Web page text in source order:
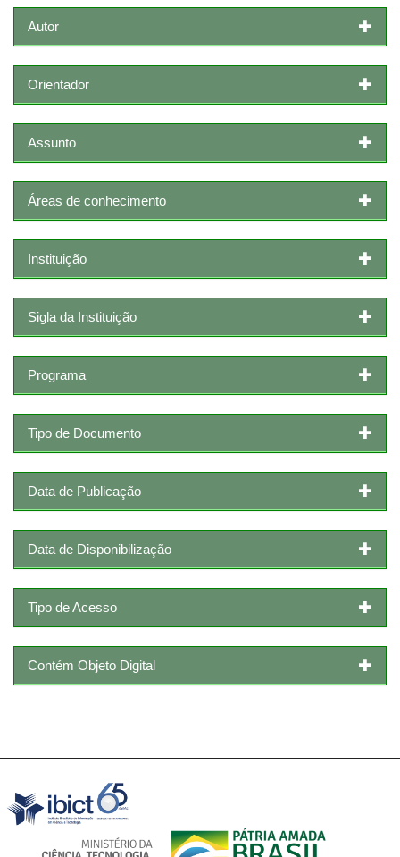
Autor
Orientador
Assunto
Áreas de conhecimento
Instituição
Sigla da Instituição
Programa
Tipo de Documento
Data de Publicação
Data de Disponibilização
Tipo de Acesso
Contém Objeto Digital